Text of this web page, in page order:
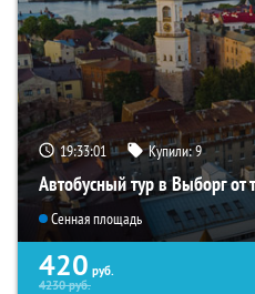
19:33:00 Купили:9
Автобусный тур в Выборг от
Сенная площадь
420 руб.
4230руб.